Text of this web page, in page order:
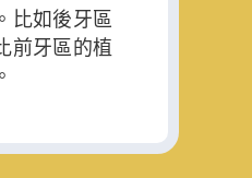
比如後牙區
前牙區的植